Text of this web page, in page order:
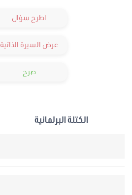
اطرح سؤال
عرض السيرة الذاتية
صرح
الكتلة البرلمانية